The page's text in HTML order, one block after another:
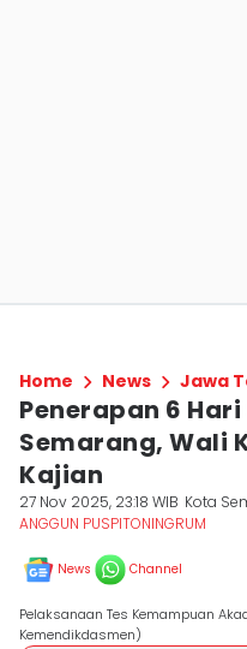
Home News Jawa
Penerapan 6
Semarang, Wali
Kajian
27 Nov 2025, 23:18 WIB Kota
ANGGUN PUSPITONINGRUM
News Channel
Pelaksanaan Tes Kemampuan
Kemendikdasmen)